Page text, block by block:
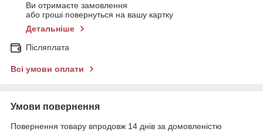
Ви отримаєте замовлення
або гроші повернуться на вашу картку
Детальніше
Післяплата
Всі умови оплати
Умови повернення
Повернення товару впродовж 14 днів за домовленістю